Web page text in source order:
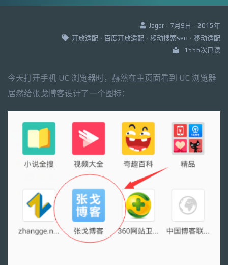
Jager · 7月9日 · 2015年
开放适配 · 百度开放适配 · 移动搜索seo · 移动适配
1556次已读
今天打开手机 UC 浏览器时，赫然在主页面看到 UC 浏览器
居然给张戈博客设计了一个图标：